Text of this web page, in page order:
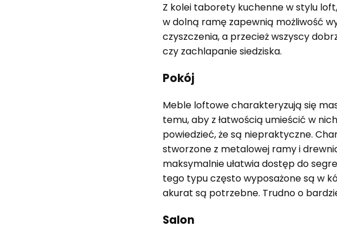
Z kolei taborety kuchenne w stylu
w dolną ramę zapewnią możliwość
czyszczenia, a przecież wszyscy
czy zachlapanie siedziska.
Pokój
Meble loftowe charakteryzują się
temu, aby z łatwością umieścić w
powiedzieć, że są niepraktyczne.
stworzone z metalowej ramy i
maksymalnie ułatwia dostęp do
tego typu często wyposażone są w
akurat są potrzebne. Trudno o
Salon